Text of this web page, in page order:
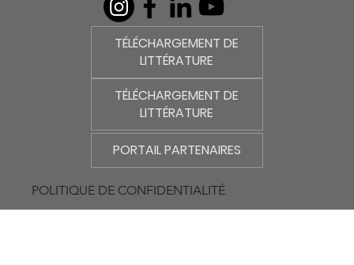
POLITIQUE DE CONFIDENTIALITÉ
TÉLÉCHARGEMENT DE
LITTÉRATURE
PORTAIL PARTENAIRES
TÉLÉCHARGEMENT DE
LITTÉRATURE